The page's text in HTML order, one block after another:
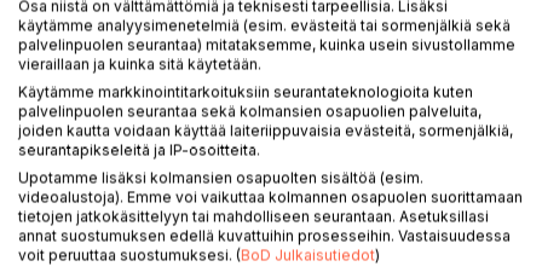
lohduttavat ja opettavat elämän suuria ja pieniä viisauksia.
Tässä teoksessa ääneen pääsevät eläinten omistajat, jotka
jakavat omia kokemuksiaan ja kertomuksiaan rakastetuista
karvakavereistaan. Luvassa on tarinoita, joissa eläimet ovat
olleet mukana elämän vaikeuksien voittamisessa: surun,
pelon tai muiden elämän haasteiden käsittelyssä. Kirjan
myötä lukija huomaa, kuinka eläimistä voi tulla elämän
tärkeimpiä terapeutteja, ystäviä ja turvasatamia.
"Karvoihin katsomassa" on myös muistutus siitä, miten
tärkeää on kohdella eläimiä rakkaudella, kunnioituksella ja
Osa niistä on välttämättömiä ja teknisesti tarpeellisia. Lisäksi
käytämme analyysimenetelmiä (esim. evästeitä tai sormenjälkiä sekä
palvelinpuolen seurantaa) mitataksemme, kuinka usein sivustollamme
vieraillaan ja kuinka sitä käytetään.
Käytämme markkinointitarkoituksiin seurantateknologioita kuten
palvelinpuolen seurantaa sekä kolmansien osapuolien palveluita,
joiden kautta voidaan käyttää laiteriippuvaisia evästeitä, sormenjälkiä,
seurantapikseleitä ja IP-osoitteita.
Upotamme lisäksi kolmansien osapuolten sisältöä (esim.
videoalustoja). Emme voi vaikuttaa kolmannen osapuolen suorittamaan
tietojen jatkokäsittelyyn tai mahdolliseen seurantaan. Asetuksillasi
annat suostumuksen edellä kuvattuihin prosesseihin. Vastaisuudessa
voit peruuttaa suostumuksesi. (BoD Julkaisutiedot)